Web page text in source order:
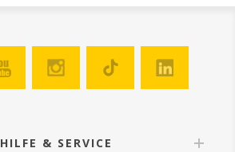
HILFE & SERVICE